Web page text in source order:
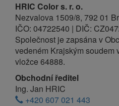
HRIC Color s. r. o.
Nezvalova 1509/8, 792 01
IČO: 04722540 | DIČ:
Společnost je zapsána v
vedeném Krajským soudem
vložce 64888.
Obchodní ředitel
Ing. Jan HRIC
+420 607 021 443